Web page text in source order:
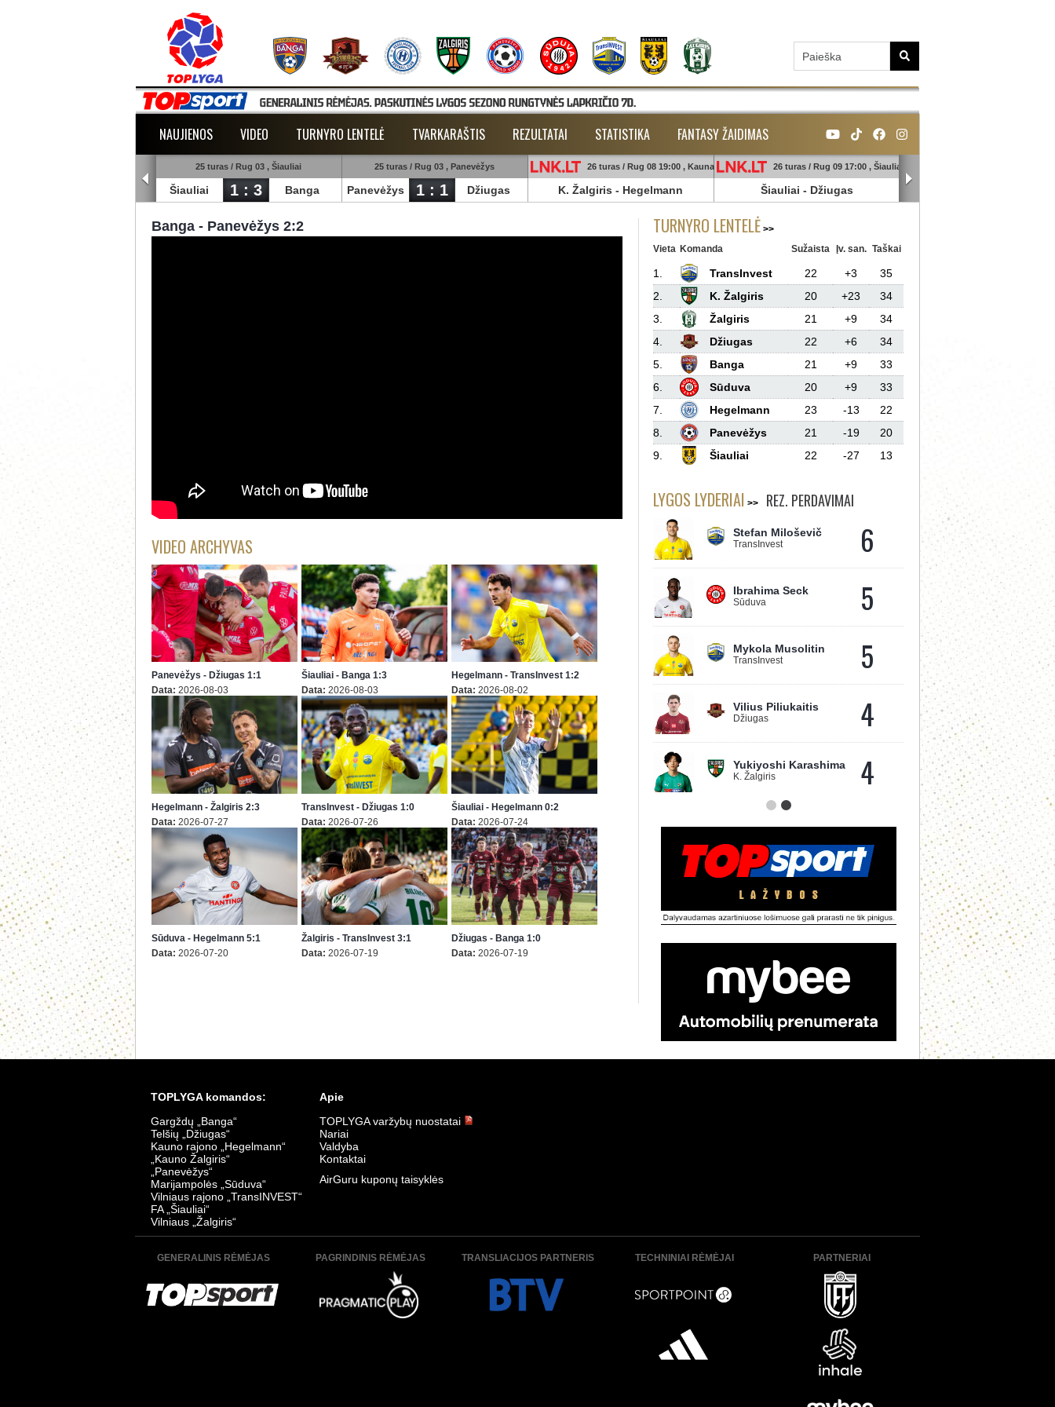
NAUJIENOS VIDEO TURNYRO LENTELĖ TVARKARAŠTIS REZULTATAI STATISTIKA FANTASY ŽAIDIMAS
25 turas / Rug 03 , Šiauliai
Šiauliai 1 : 3 Banga
25 turas / Rug 03 , Panevėžys
Panevėžys 1 : 1 Džiugas
26 turas / Rug 08 19:00 , Kaunas
K. Žalgiris - Hegelmann
26 turas / Rug 09 17:00 , Šiauliai
Šiauliai - Džiugas
Banga - Panevėžys 2:2
VIDEO ARCHYVAS
Panevėžys - Džiugas 1:1
Data: 2026-08-03
Šiauliai - Banga 1:3
Data: 2026-08-03
Hegelmann - TransInvest 1:2
Data: 2026-08-02
Hegelmann - Žalgiris 2:3
Data: 2026-07-27
TransInvest - Džiugas 1:0
Data: 2026-07-26
Šiauliai - Hegelmann 0:2
Data: 2026-07-24
Sūduva - Hegelmann 5:1
Data: 2026-07-20
Žalgiris - TransInvest 3:1
Data: 2026-07-19
Džiugas - Banga 1:0
Data: 2026-07-19
Sūduva - TransInvest 0:0
Data:2026-07-06
TURNYRO LENTELĖ
Vieta Komanda Sužaista Įv. san. Taškai
1. TransInvest 22 +3
35
2.
K. Žalgiris 20 +23
34
3.
Žalgiris 21 +9
34
4.
Džiugas 22 +6
34
5.
Banga 21 +9
33
6.
Sūduva 20 +9
33
7.
Hegelmann 23 -13
22
8.
Panevėžys 21 -19
20
9.
Šiauliai 22 -27 13
LYGOS LYDERIAI REZ. PERDAVIMAI
Stefan Miloševič
TransInvest 6
Ibrahima Seck
Sūduva 5
Mykola Musolitin
TransInvest 5
Vilius Piliukaitis
Džiugas 4
Yukiyoshi Karashima
K. Žalgiris 4
TOPLYGA komandos:
Gargždų „Banga“
Telšių „Džiugas“
Kauno rajono „Hegelmann“
„Kauno Žalgiris“
„Panevėžys“
Marijampolės „Sūduva“
Vilniaus rajono „TransINVEST“
FA „Šiauliai“
Vilniaus „Žalgiris“
Apie
TOPLYGA varžybų nuostatai
Nariai
Valdyba
Kontaktai
AirGuru kuponų taisyklės
GENERALINIS RĖMĖJAS PAGRINDINIS RĖMĖJAS TRANSLIACIJOS PARTNERIS TECHNINIAI RĖMĖJAI PARTNERIAI